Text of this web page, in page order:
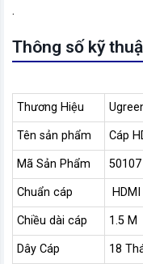
.
Thông số kỹ
Thương Hiệu
Tên sản phẩm Cáp
Mã Sản Phẩm 50107
Chuẩn cáp
Chiều dài cáp 1.5 M
Dây Cáp 18